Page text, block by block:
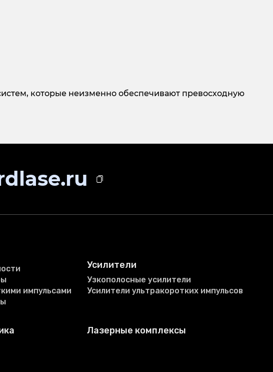
которые неизменно обеспечивают превосходную
импульсами
Усилители
Узкополосные усилители
Усилители ультракоротких импульсов
Лазерные комплексы